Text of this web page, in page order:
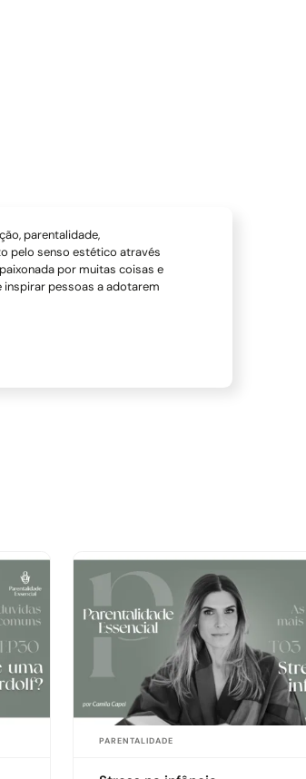
parentalidade,
pelo senso estético através
por muitas coisas e
inspirar pessoas a adotarem
PARENTALIDADE